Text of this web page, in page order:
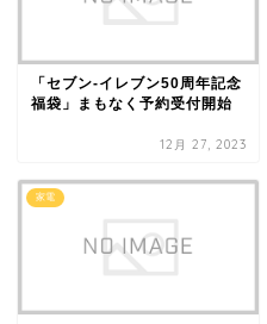
「セブン-イレブン50周年記念
福袋」まもなく予約受付開始
12月 27, 2023
家電